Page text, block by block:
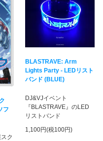
フ
ク
BLASTRAVE: Arm
Lights Party - LEDリスト
バンド (BLUE)
DJ&VJイベント
『BLASTRAVE』のLED
リストバンド
1,100円(税100円)